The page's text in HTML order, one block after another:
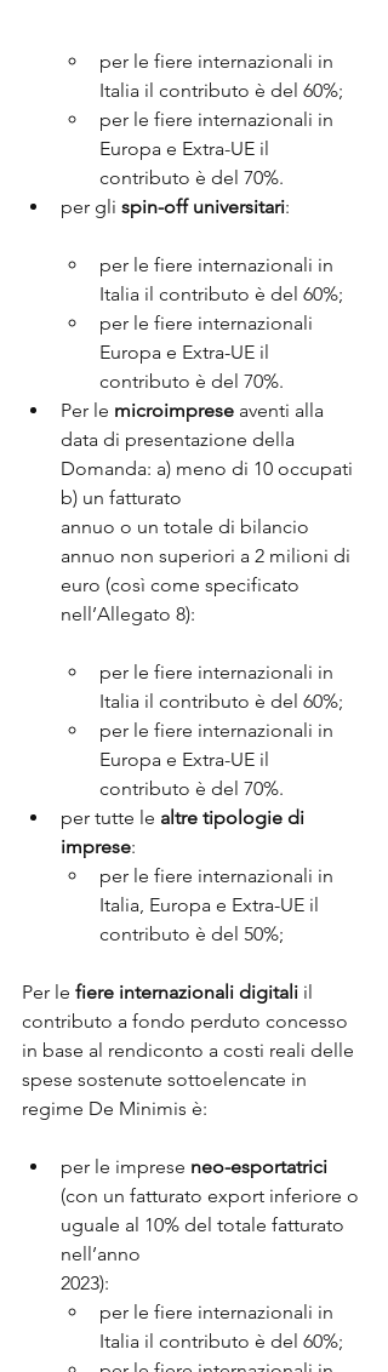
per le fiere internazionali in
Italia il contributo è del 60%;
per le fiere internazionali in
Europa e Extra-UE il
contributo è del 70%.
per gli spin-off universitari:
per le fiere internazionali in
Italia il contributo è del 60%;
per le fiere internazionali
Europa e Extra-UE il
contributo è del 70%.
Per le microimprese aventi alla
data di presentazione della
Domanda: a) meno di 10 occupati
b) un fatturato
annuo o un totale di bilancio
annuo non superiori a 2 milioni di
euro (così come specificato
nell’Allegato 8):
per le fiere internazionali in
Italia il contributo è del 60%;
per le fiere internazionali in
Europa e Extra-UE il
contributo è del 70%.
per tutte le altre tipologie di
imprese:
per le fiere internazionali in
Italia, Europa e Extra-UE il
contributo è del 50%;
Per le fiere internazionali digitali il
contributo a fondo perduto concesso
in base al rendiconto a costi reali delle
spese sostenute sottoelencate in
regime De Minimis è:
per le imprese neo-esportatrici
(con un fatturato export inferiore o
uguale al 10% del totale fatturato
nell’anno
2023):
per le fiere internazionali in
Italia il contributo è del 60%;